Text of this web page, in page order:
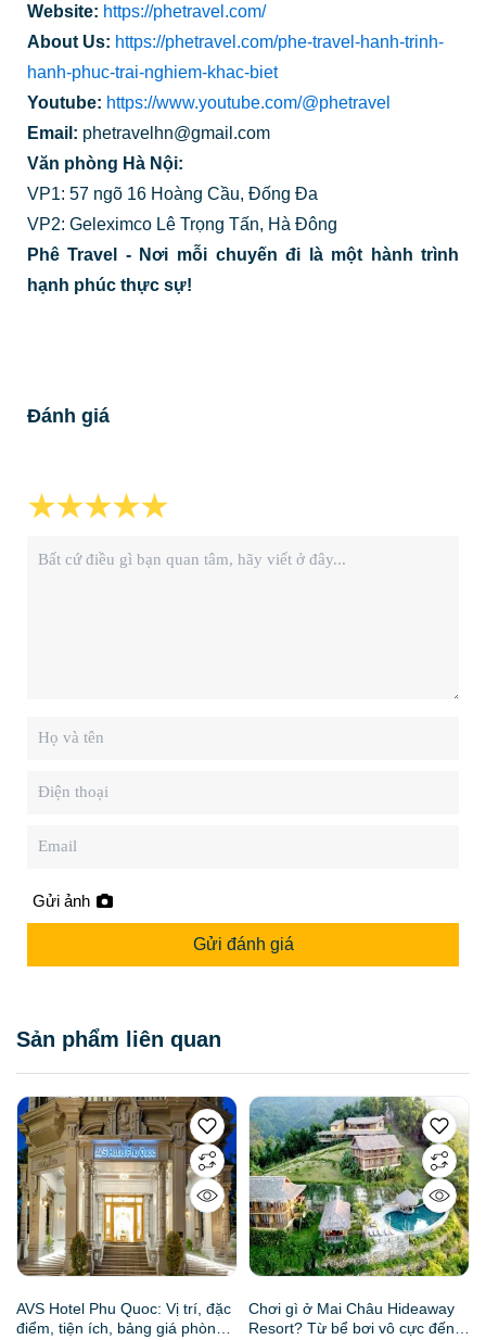
Website: https://phetravel.com/
About Us: https://phetravel.com/phe-travel-hanh-trinh-
hanh-phuc-trai-nghiem-khac-biet
Youtube: https://www.youtube.com/@phetravel
Email: phetravelhn@gmail.com
Văn phòng Hà Nội:
VP1: 57 ngõ 16 Hoàng Cầu, Đống Đa
VP2: Geleximco Lê Trọng Tấn, Hà Đông
Phê Travel - Nơi mỗi chuyến đi là một hành trình
hạnh phúc thực sự!
Đánh giá
Gửi ảnh
Gửi đánh giá
Sản phẩm liên quan
AVS Hotel Phu Quoc: Vị trí, đặc
điểm, tiện ích, bảng giá phòng
Chơi gì ở Mai Châu Hideaway
Resort? Từ bể bơi vô cực đến